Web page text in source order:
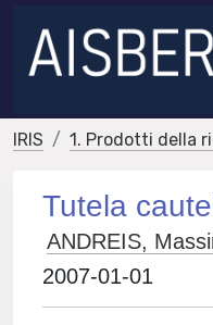
IRIS 1. Prodotti della
Tutela
ANDREIS,
2007-01-01